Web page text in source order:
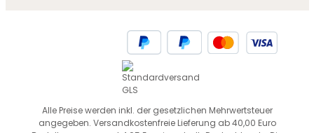
Alle Preise werden inkl. der gesetzlichen Mehrwertsteuer
angegeben. Versandkostenfreie Lieferung ab 40,00 Euro